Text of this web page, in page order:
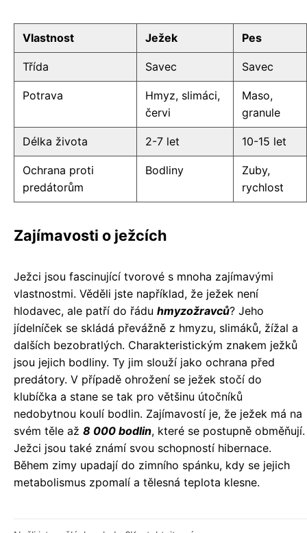
Vlastnost Ježek Pes
Třída Savec Savec
Potrava
Hmyz, slimáci,
červi
Maso,
granule
Délka života 2-7 let 10-15 let
Ochrana proti
predátorům
Bodliny
Zuby,
rychlost
Zajímavosti o ježcích
Ježci jsou fascinující tvorové s mnoha zajímavými
vlastnostmi. Věděli jste například, že ježek není
hlodavec, ale patří do řádu hmyzožravců? Jeho
jídelníček se skládá převážně z hmyzu, slimáků, žížal a
dalších bezobratlých. Charakteristickým znakem ježků
jsou jejich bodliny. Ty jim slouží jako ochrana před
predátory. V případě ohrožení se ježek stočí do
klubíčka a stane se tak pro většinu útočníků
nedobytnou koulí bodlin. Zajímavostí je, že ježek má na
svém těle až 8 000 bodlin, které se postupně obměňují.
Ježci jsou také známí svou schopností hibernace.
Během zimy upadají do zimního spánku, kdy se jejich
metabolismus zpomalí a tělesná teplota klesne.